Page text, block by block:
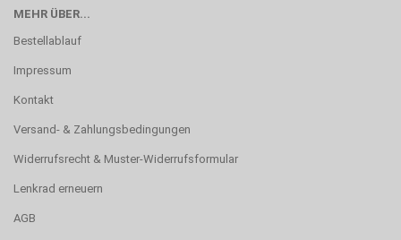
MEHR ÜBER...
Bestellablauf
Impressum
Kontakt
Versand- & Zahlungsbedingungen
Widerrufsrecht & Muster-Widerrufsformular
Lenkrad erneuern
AGB